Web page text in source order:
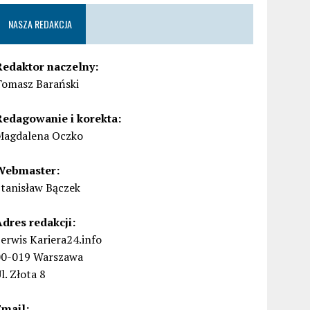
NASZA REDAKCJA
naczelny:
Barański
i korekta:
Oczko
Bączek
redakcji:
Kariera24.info
019 Warszawa
Złota 8